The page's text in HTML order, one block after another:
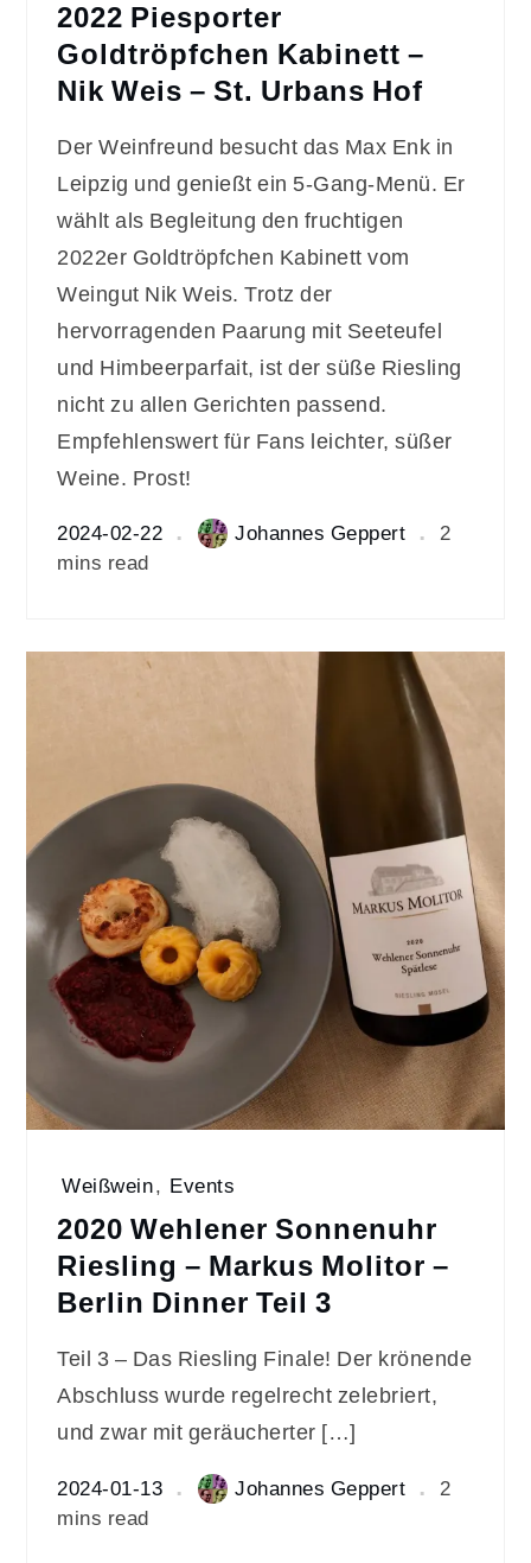
2022 Piesporter
Goldtröpfchen Kabinett –
Nik Weis – St. Urbans Hof
Der Weinfreund besucht das Max Enk in
Leipzig und genießt ein 5-Gang-Menü. Er
wählt als Begleitung den fruchtigen
2022er Goldtröpfchen Kabinett vom
Weingut Nik Weis. Trotz der
hervorragenden Paarung mit Seeteufel
und Himbeerparfait, ist der süße Riesling
nicht zu allen Gerichten passend.
Empfehlenswert für Fans leichter, süßer
Weine. Prost!
2024-02-22 Johannes Geppert
2
mins read
Weißwein, Events
2020 Wehlener Sonnenuhr
Riesling – Markus Molitor –
Berlin Dinner Teil 3
Teil 3 – Das Riesling Finale! Der krönende
Abschluss wurde regelrecht zelebriert,
und zwar mit geräucherter […]
2024-01-13 Johannes Geppert
2
mins read